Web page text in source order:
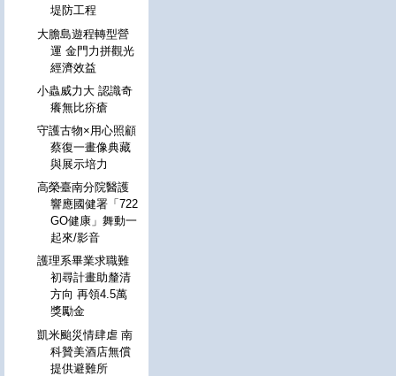
堤防工程
大膽島遊程轉型營
運 金門力拼觀光
經濟效益
小蟲威力大 認識奇
癢無比疥瘡
守護古物×用心照顧
蔡復一畫像典藏
與展示培力
高榮臺南分院醫護
響應國健署「722
GO健康」舞動一
起來/影音
護理系畢業求職難
初尋計畫助釐清
方向 再領4.5萬
獎勵金
凱米颱災情肆虐 南
科贊美酒店無償
提供避難所